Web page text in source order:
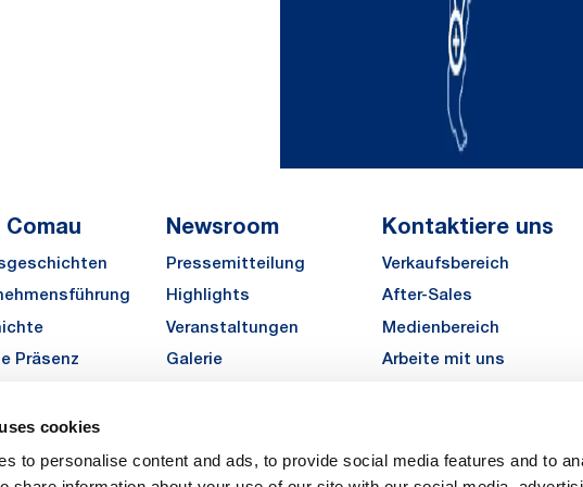
cookies
to personalise content and ads, to provide social media features and to
Comau
Präsenz
Karriere
Newsroom
Pressemitteilung
Highlights
Veranstaltungen
Galerie
Kontaktiere uns
Verkaufsbereich
After-Sales
Medienbereich
Arbeite mit uns
LinkedIn